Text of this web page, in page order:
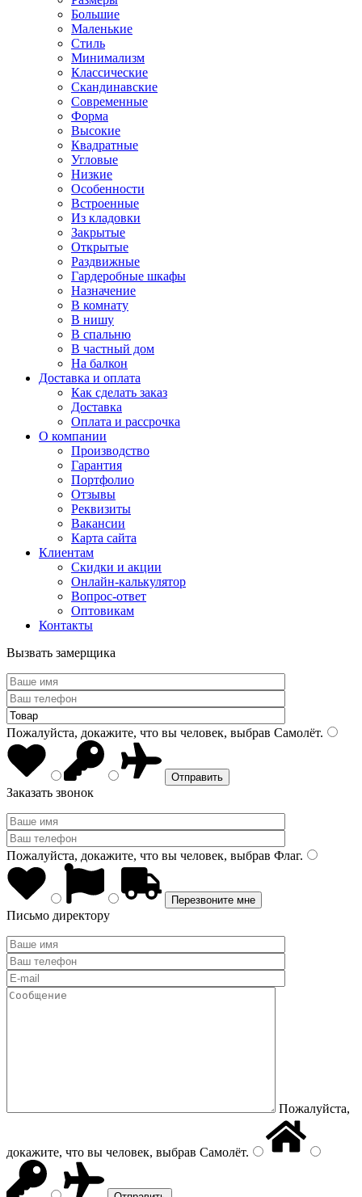
Большие
Маленькие
Стиль
Минимализм
Классические
Скандинавские
Современные
Форма
Высокие
Квадратные
Угловые
Низкие
Особенности
Встроенные
Из кладовки
Закрытые
Открытые
Раздвижные
Гардеробные шкафы
Назначение
В комнату
В нишу
В спальню
В частный дом
На балкон
Доставка и оплата
Как сделать заказ
Доставка
Оплата и рассрочка
О компании
Производство
Гарантия
Портфолио
Отзывы
Реквизиты
Вакансии
Карта сайта
Клиентам
Скидки и акции
Онлайн-калькулятор
Вопрос-ответ
Оптовикам
Контакты
Вызвать замерщика
Пожалуйста, докажите, что вы человек, выбрав Самолёт.
Заказать звонок
Пожалуйста, докажите, что вы человек, выбрав Флаг.
Письмо директору
Пожалуйста,
докажите, что вы человек, выбрав Самолёт.